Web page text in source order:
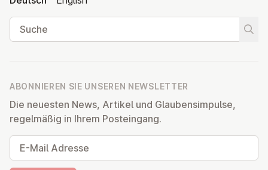
Suche
ABONNIEREN SIE UNSEREN NEWSLETTER
Die neuesten News, Artikel und Glaubensimpulse,
regelmäßig in Ihrem Posteingang.
E-Mail Adresse